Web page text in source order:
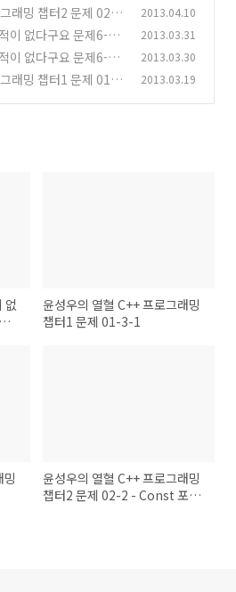
래밍 챕터2 문제 02-2
참조자
(0)
2013.04.10
이 없다구요 문제6-2
2013.03.31
이 없다구요 문제6-1
2013.03.30
래밍 챕터1 문제 01-3
2013.03.19
없
윤성우의 열혈 C++ 프로그래밍
챕터1 문제 01-3-1
밍
윤성우의 열혈 C++ 프로그래밍
챕터2 문제 02-2 - Const 포인